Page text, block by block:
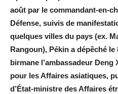
août par le commandant-en-
Défense, suivis de
quelques villes du pays (ex.
Rangoun), Pékin a dépêché
birmane l’ambassadeur
pour les Affaires asiatiques,
d’État-ministre des Affaires